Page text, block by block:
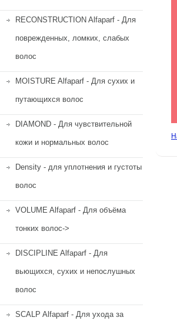
RECONSTRUCTION Alfaparf - Для
поврежденных, ломких, слабых
волос
MOISTURE Alfaparf - Для сухих и
путающихся волос
DIAMOND - Для чувствительной
кожи и нормальных волос
Density - для уплотнения и густоты
волос
VOLUME Alfaparf - Для объёма
тонких волос->
DISCIPLINE Alfaparf - Для
вьющихся, сухих и непослушных
волос
SCALP Alfaparf - Для ухода за